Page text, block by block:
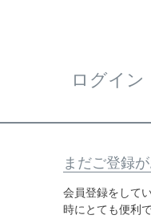
ログイン
まだご登録
会員登録をして
時にとても便利で